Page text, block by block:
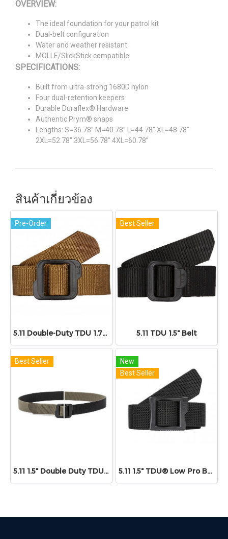
OVERVIEW:
The ideal foundation for your patrol kit
Dual-belt configuration
Water and weather resistant
MOLLE/SlickStick compatible
SPECIFICATIONS:
Built from ultra-strong 1680D nylon
Four dual-retention keepers
Durable Duraflex® Hardware
Authentic Prym® snaps
Lengths: S=36.78” M=40.78” L=44.78” XL=48.78"
2XL=52.78" 3XL=56.78" 4XL=60.78”
สินค้าเกี่ยวข้อง
Pre-Order
5.11 Double-Duty TDU 1.75" Belt
Best Seller
5.11 TDU 1.5" Belt
Best Seller
5.11 1.5" Double Duty TDU® Belt
New
Best Seller
5.11 1.5" TDU® Low Pro Belt